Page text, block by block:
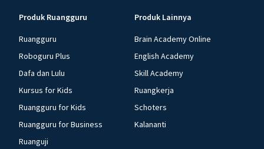
Produk Ruangguru
Ruangguru
Roboguru Plus
Dafa dan Lulu
Kursus for Kids
Ruangguru for Kids
Ruangguru for Business
Ruanguji
Produk Lainnya
Brain Academy Online
English Academy
Skill Academy
Ruangkerja
Schoters
Kalananti